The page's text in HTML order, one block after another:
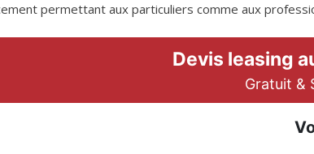
permettant aux particuliers comme aux